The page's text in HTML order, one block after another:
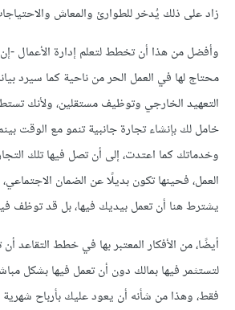
زاد على ذلك يُدخر للطوارئ والمعاش
وأفضل من هذا أن تخطط لتعلم إدارة الأعمال -
محتاج لها في العمل الحر من ناحية كما سيرد
التعهيد الخارجي وتوظيف مستقلين، ولأنك
خامل لك بإنشاء تجارة جانبية تنمو مع الوقت
وخدماتك كما اعتدت، إلى أن تصل فيها تلك
العمل، فحينها تكون بديلًا عن الضمان
يشترط هنا أن تعمل بيديك فيها، بل قد توظف
أيضًا، من الأفكار المعتبر بها في خطط التقاعد
لتستثمر فيها بمالك دون أن تعمل فيها بشكل
فقط، وهذا من شأنه أن يعود عليك بأرباح